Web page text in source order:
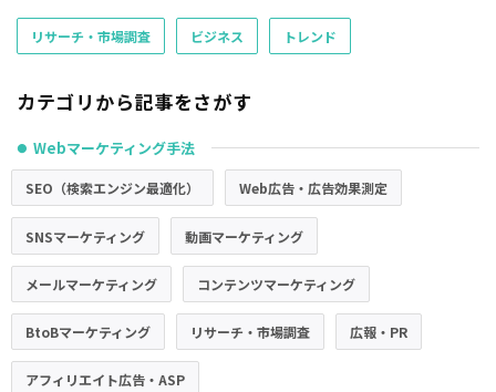
リサーチ・市場調査 ビジネス トレンド
カテゴリから記事をさがす
● Webマーケティング手法
SEO（検索エンジン最適化） Web広告・広告効果測定
SNSマーケティング 動画マーケティング
メールマーケティング コンテンツマーケティング
BtoBマーケティング リサーチ・市場調査 広報・PR
アフィリエイト広告・ASP